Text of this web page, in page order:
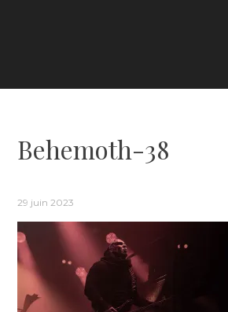
Behemoth-38
29 juin 2023